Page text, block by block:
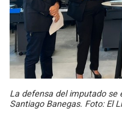
La defensa del imputado se
Santiago Banegas. Foto: El